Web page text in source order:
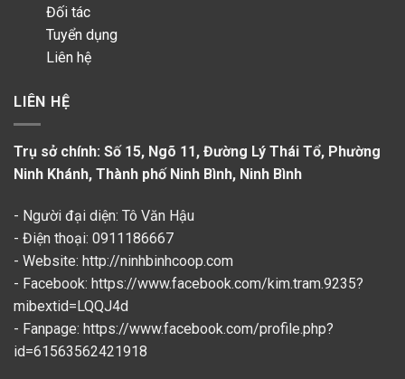
Đối tác
Tuyển dụng
Liên hệ
LIÊN HỆ
Trụ sở chính: Số 15, Ngõ 11, Đường Lý Thái Tổ, Phường
Ninh Khánh, Thành phố Ninh Bình, Ninh Bình
- Người đại diện: Tô Văn Hậu
- Điện thoại: 0911186667
- Website: http://ninhbinhcoop.com
- Facebook: https://www.facebook.com/kim.tram.9235?
mibextid=LQQJ4d
- Fanpage: https://www.facebook.com/profile.php?
id=61563562421918